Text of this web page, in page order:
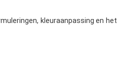
kleuraanpassing en het